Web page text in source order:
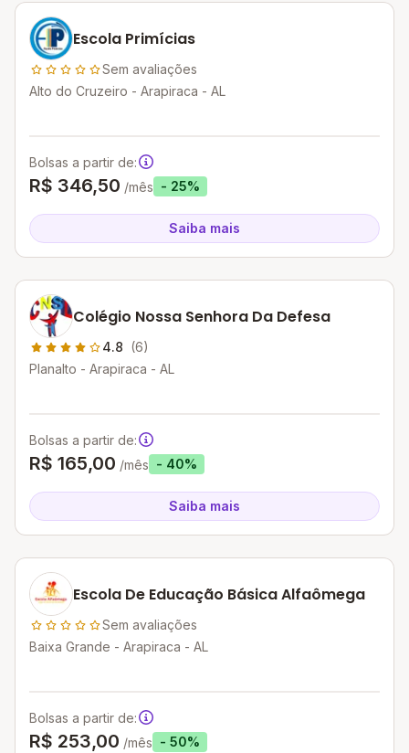
Escola Primícias
Sem avaliações
Alto do Cruzeiro - Arapiraca - AL
Bolsas a partir de:
R$ 346,50 /mês - 25%
Saiba mais
Colégio Nossa Senhora Da Defesa
4.8 (6)
Planalto - Arapiraca - AL
Bolsas a partir de:
R$ 165,00 /mês - 40%
Saiba mais
Escola De Educação Básica Alfaômega
Sem avaliações
Baixa Grande - Arapiraca - AL
Bolsas a partir de:
R$ 253,00 /mês - 50%